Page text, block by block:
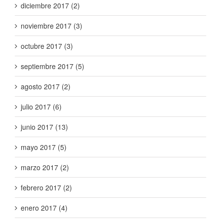
diciembre 2017 (2)
noviembre 2017 (3)
octubre 2017 (3)
septiembre 2017 (5)
agosto 2017 (2)
julio 2017 (6)
junio 2017 (13)
mayo 2017 (5)
marzo 2017 (2)
febrero 2017 (2)
enero 2017 (4)